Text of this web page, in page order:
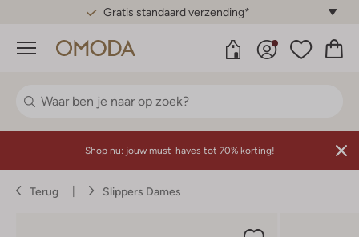
Gratis standaard verzending*
Menu
Shop nu: jouw must-haves tot 70% korting!
Terug Slippers Dames